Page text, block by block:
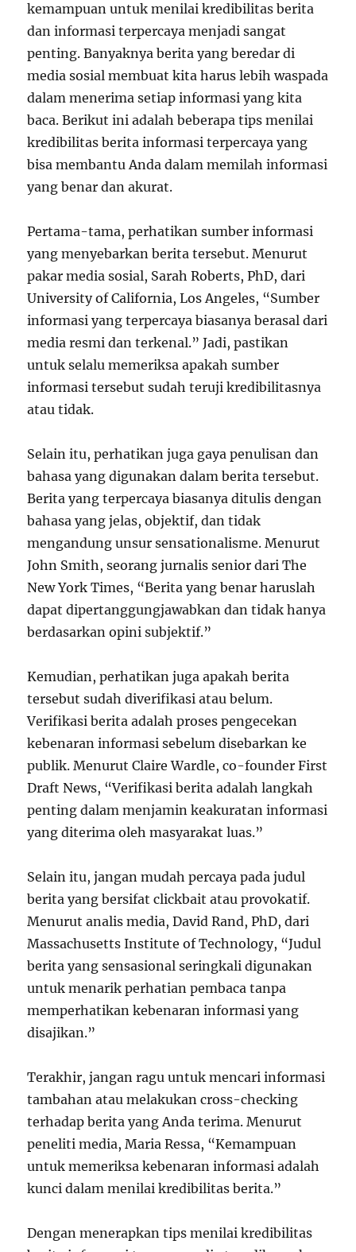
kemampuan untuk menilai kredibilitas berita
dan informasi terpercaya menjadi sangat
penting. Banyaknya berita yang beredar di
media sosial membuat kita harus lebih waspada
dalam menerima setiap informasi yang kita
baca. Berikut ini adalah beberapa tips menilai
kredibilitas berita informasi terpercaya yang
bisa membantu Anda dalam memilah informasi
yang benar dan akurat.
Pertama-tama, perhatikan sumber informasi
yang menyebarkan berita tersebut. Menurut
pakar media sosial, Sarah Roberts, PhD, dari
University of California, Los Angeles, “Sumber
informasi yang terpercaya biasanya berasal dari
media resmi dan terkenal.” Jadi, pastikan
untuk selalu memeriksa apakah sumber
informasi tersebut sudah teruji kredibilitasnya
atau tidak.
Selain itu, perhatikan juga gaya penulisan dan
bahasa yang digunakan dalam berita tersebut.
Berita yang terpercaya biasanya ditulis dengan
bahasa yang jelas, objektif, dan tidak
mengandung unsur sensationalisme. Menurut
John Smith, seorang jurnalis senior dari The
New York Times, “Berita yang benar haruslah
dapat dipertanggungjawabkan dan tidak hanya
berdasarkan opini subjektif.”
Kemudian, perhatikan juga apakah berita
tersebut sudah diverifikasi atau belum.
Verifikasi berita adalah proses pengecekan
kebenaran informasi sebelum disebarkan ke
publik. Menurut Claire Wardle, co-founder First
Draft News, “Verifikasi berita adalah langkah
penting dalam menjamin keakuratan informasi
yang diterima oleh masyarakat luas.”
Selain itu, jangan mudah percaya pada judul
berita yang bersifat clickbait atau provokatif.
Menurut analis media, David Rand, PhD, dari
Massachusetts Institute of Technology, “Judul
berita yang sensasional seringkali digunakan
untuk menarik perhatian pembaca tanpa
memperhatikan kebenaran informasi yang
disajikan.”
Terakhir, jangan ragu untuk mencari informasi
tambahan atau melakukan cross-checking
terhadap berita yang Anda terima. Menurut
peneliti media, Maria Ressa, “Kemampuan
untuk memeriksa kebenaran informasi adalah
kunci dalam menilai kredibilitas berita.”
Dengan menerapkan tips menilai kredibilitas